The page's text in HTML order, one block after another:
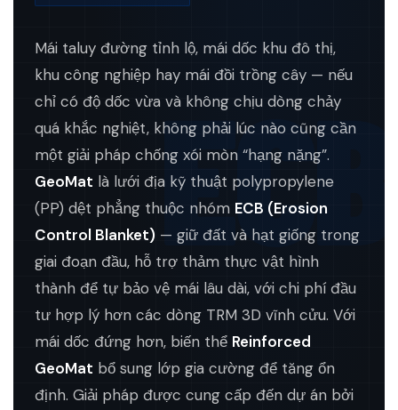
ECB
Mái taluy đường tỉnh lộ, mái dốc khu đô thị,
khu công nghiệp hay mái đồi trồng cây — nếu
chỉ có độ dốc vừa và không chịu dòng chảy
quá khắc nghiệt, không phải lúc nào cũng cần
một giải pháp chống xói mòn “hạng nặng”.
GeoMat là lưới địa kỹ thuật polypropylene
(PP) dệt phẳng thuộc nhóm ECB (Erosion
Control Blanket) — giữ đất và hạt giống trong
giai đoạn đầu, hỗ trợ thảm thực vật hình
thành để tự bảo vệ mái lâu dài, với chi phí đầu
tư hợp lý hơn các dòng TRM 3D vĩnh cửu. Với
mái dốc đứng hơn, biến thể Reinforced
GeoMat bổ sung lớp gia cường để tăng ổn
định. Giải pháp được cung cấp đến dự án bởi